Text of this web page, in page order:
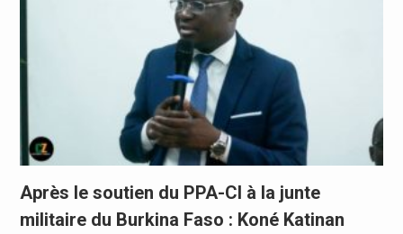
Après le soutien du PPA-CI à la junte
militaire du Burkina Faso : Koné Katinan